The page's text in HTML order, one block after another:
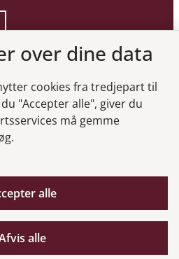
over dine data
cookies fra tredjepart til
"Accepter alle", giver du
må gemme
alle
alle